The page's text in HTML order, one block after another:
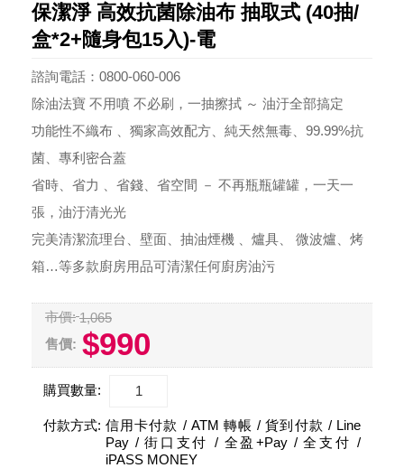
保潔淨 高效抗菌除油布 抽取式 (40抽/
盒*2+隨身包15入)-電
諮詢電話：0800-060-006
除油法寶 不用噴 不必刷，一抽擦拭 ～ 油汙全部搞定
功能性不織布 、獨家高效配方、純天然無毒、99.99%抗
菌、專利密合蓋
省時、省力 、省錢、省空間 － 不再瓶瓶罐罐，一天一
張，油汙清光光
完美清潔流理台、壁面、抽油煙機 、爐具、 微波爐、烤
箱…等多款廚房用品可清潔任何廚房油污
市價: 1,065
售價: $990
購買數量:
付款方式: 信用卡付款 / ATM 轉帳 / 貨到付款 / Line
Pay / 街口支付 / 全盈+Pay / 全支付 /
iPASS MONEY